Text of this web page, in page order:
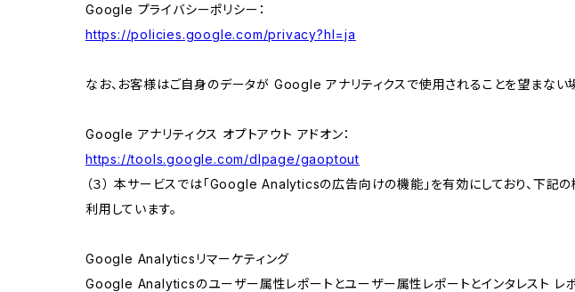
Google プライバシーポリシー：
https://policies.google.com/privacy?hl=ja
なお、お客様はご自身のデータが Google アナリティクスで使用されることを望まな
Google アナリティクス オプトアウト アドオン：
https://tools.google.com/dlpage/gaoptout
（３） 本サービスでは「Google Analyticsの広告向けの機能」を有効にしており、
利用しています。
Google Analyticsリマーケティング
Google Analyticsのユーザー属性レポートとユーザー属性レポートとインタレスト レ